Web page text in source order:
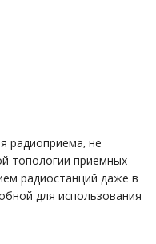
радиоприема, не
топологии приемных
радиостанций даже в
для использования